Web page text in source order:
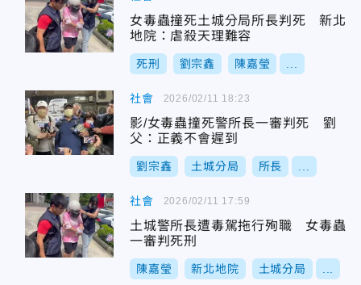
女毒蟲撞死土城分局所長判死 新北
地院：虐殺天理難容
死刑 劉宗鑫 陳嘉瑩
社會
影/女毒蟲撞死警所長一審判死 劉
父：正義不會遲到
劉宗鑫 土城分局 所長
2026/02/11 18:23
社會
土城警所長遭毒駕拖行殉職 女毒蟲
一審判死刑
陳嘉瑩 新北地院 土城分局
2026/02/11 17:59